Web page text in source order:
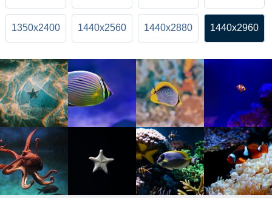
1350x2400 1440x2560 1440x2880 1440x2960